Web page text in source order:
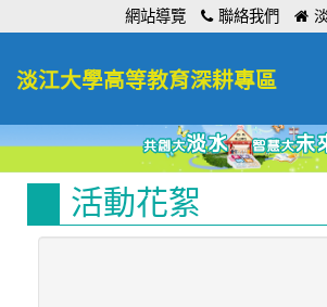
網站導覽 聯絡我們
淡江大學高等教育深耕專區
活動花絮